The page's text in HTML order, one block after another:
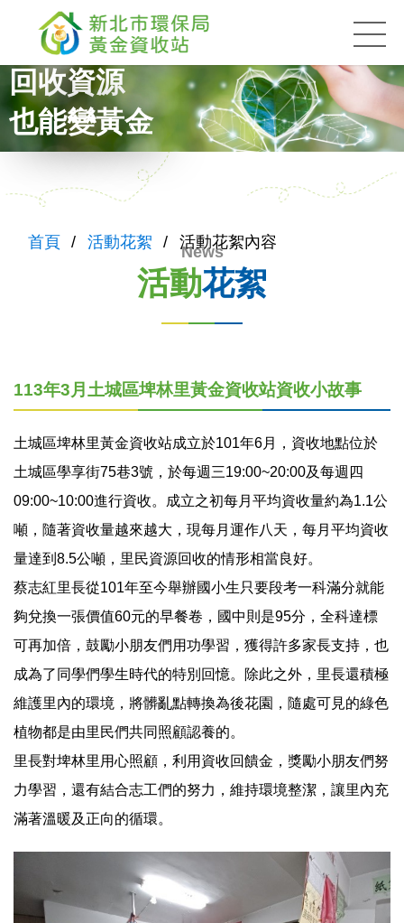
黃金資收站
回收資源
也能變黃金
首頁 活動花絮 活動花絮內容
活動花絮
113年3月土城區埤林里黃金資收站資收小故事
土城區埤林里黃金資收站成立於101年6月，資收地點位於
土城區學享街75巷3號，於每週三19:00~20:00及每週四
09:00~10:00進行資收。成立之初每月平均資收量約為1.1公
噸，隨著資收量越來越大，現每月運作八天，每月平均資收
量達到8.5公噸，里民資源回收的情形相當良好。
蔡志紅里長從101年至今舉辦國小生只要段考一科滿分就能
夠兌換一張價值60元的早餐卷，國中則是95分，全科達標
可再加倍，鼓勵小朋友們用功學習，獲得許多家長支持，也
成為了同學們學生時代的特別回憶。除此之外，里長還積極
維護里內的環境，將髒亂點轉換為後花園，隨處可見的綠色
植物都是由里民們共同照顧認養的。
里長對埤林里用心照顧，利用資收回饋金，獎勵小朋友們努
力學習，還有結合志工們的努力，維持環境整潔，讓里內充
滿著溫暖及正向的循環。